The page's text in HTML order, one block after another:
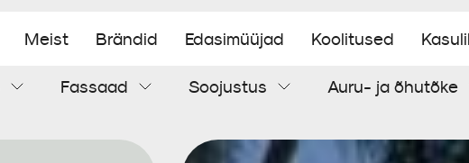
Meist Brändid Edasimüüjad Koolitused
Aluskatus
Fassaad
Tuuletõke
Soojustus
Soojustuspuiste
Auru- ja õhutõke
Õhutõke
Torumansetid
Tsementplaat